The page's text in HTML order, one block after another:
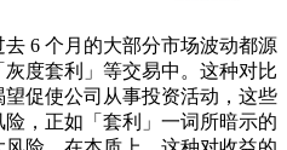
6 个月的大部分市场波动都源
度套利」等交易中。这种对比
促使公司从事投资活动，这些
，正如「套利」一词所暗示的